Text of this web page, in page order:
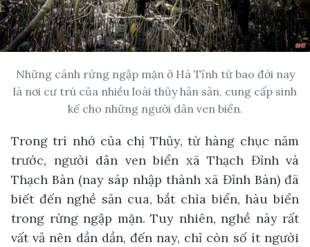
Những cánh rừng ngập mặn ở Hà Tĩnh từ bao đời nay
là nơi cư trú của nhiều loài thủy hản sản, cung cấp sinh
kế cho những người dân ven biển.
Trong trí nhớ của chị Thủy, từ hàng chục năm
trước, người dân ven biển xã Thạch Đỉnh và
Thạch Bàn (nay sáp nhập thành xã Đỉnh Bàn) đã
biết đến nghề săn cua, bắt chìa biển, hàu biển
trong rừng ngập mặn. Tuy nhiên, nghề này rất
vất vả nên dần dần, đến nay, chỉ còn số ít người